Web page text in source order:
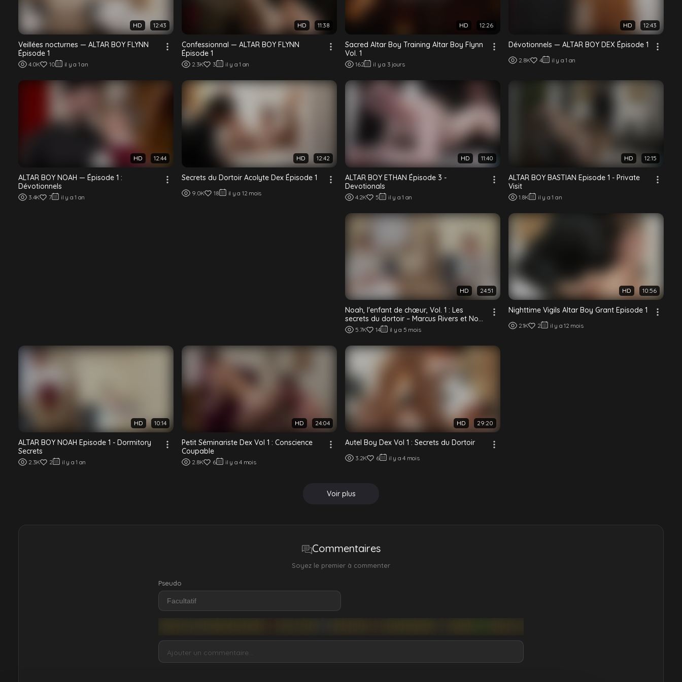
HD 12:43
Veillées nocturnes — ALTAR BOY FLYNN
Épisode 1
4.0K 10 il y a 1 an
HD 11:38
Confessionnal — ALTAR BOY FLYNN
Épisode 1
2.3K 3 il y a 1 an
HD 12:26
Sacred Altar Boy Training Altar Boy Flynn
Vol. 1
162 il y a 3 jours
HD 12:43
Dévotionnels — ALTAR BOY DEX Épisode 1
2.8K 4 il y a 1 an
HD 12:44
ALTAR BOY NOAH — Épisode 1 :
Dévotionnels
3.4K 7 il y a 1 an
HD 12:42
Secrets du Dortoir Acolyte Dex Épisode 1
9.0K 18 il y a 12 mois
HD 11:40
ALTAR BOY ETHAN Épisode 3 -
Devotionals
4.2K 5 il y a 1 an
HD 12:15
ALTAR BOY BASTIAN Episode 1 - Private
Visit
1.8K il y a 1 an
HD 24:51
Noah, l'enfant de chœur, Vol. 1 : Les
secrets du dortoir – Marcus Rivers et Noah
W...5.7K 14 il y a 5 mois
HD 10:56
Nighttime Vigils Altar Boy Grant Episode 1
2.1K 2 il y a 12 mois
HD 10:14
ALTAR BOY NOAH Episode 1 - Dormitory
Secrets
2.3K 2 il y a 1 an
HD 24:04
Petit Séminariste Dex Vol 1 : Conscience
Coupable
2.8K 6 il y a 4 mois
HD 29:20
Autel Boy Dex Vol 1 : Secrets du Dortoir
3.2K 6 il y a 4 mois
Voir plus
Commentaires
Soyez le premier à commenter
Pseudo